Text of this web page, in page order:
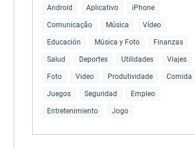
Android Aplicativo iPhone
Comunicação Música Vídeo
Educación Música y Foto Finanzas
Salud Deportes Utilidades Viajes
Foto Video Produtividade Comida
Juegos Seguridad Empleo
Entretenimiento Jogo